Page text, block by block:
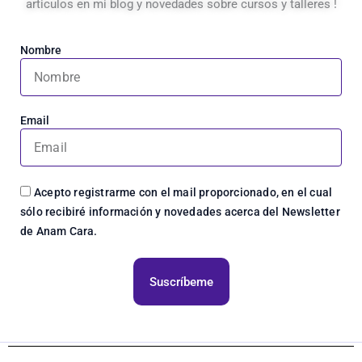
articulos en mi blog y novedades sobre cursos y talleres !
Nombre
Email
Acepto registrarme con el mail proporcionado, en el cual
sólo recibiré información y novedades acerca del Newsletter
de Anam Cara.
Suscríbeme